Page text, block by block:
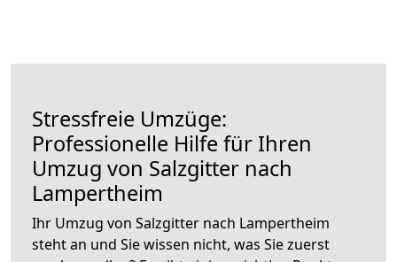
Stressfreie Umzüge:
Professionelle Hilfe für Ihren
Umzug von Salzgitter nach
Lampertheim
Ihr Umzug von Salzgitter nach Lampertheim
steht an und Sie wissen nicht, was Sie zuerst